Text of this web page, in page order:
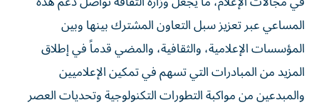
المساعي عبر تعزيز سبل التعاون المشترك بينها وبين
المؤسسات الإعلامية، والثقافية، والمضي قدماً في إطلاق
المزيد من المبادرات التي تسهم في تمكين الإعلاميين
والمبدعين من مواكبة التطورات التكنولوجية وتحديات العصر